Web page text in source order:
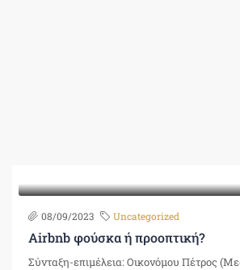
08/09/2023 Uncategorized
Airbnb φούσκα ή προοπτική?
Σύνταξη-επιμέλεια: Οικονόμου Πέτρος